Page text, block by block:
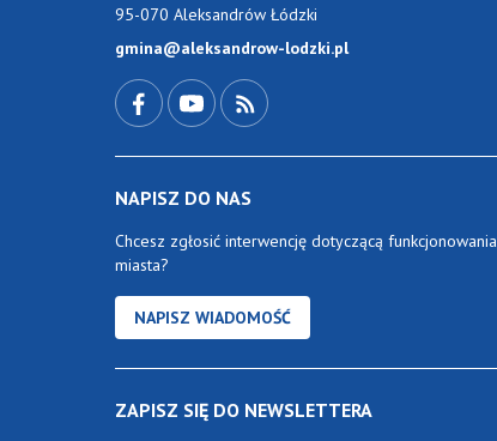
95-070 Aleksandrów Łódzki
gmina@aleksandrow-lodzki.pl
NAPISZ DO NAS
Chcesz zgłosić interwencję dotyczącą funkcjonowania
miasta?
NAPISZ WIADOMOŚĆ
ZAPISZ SIĘ DO NEWSLETTERA